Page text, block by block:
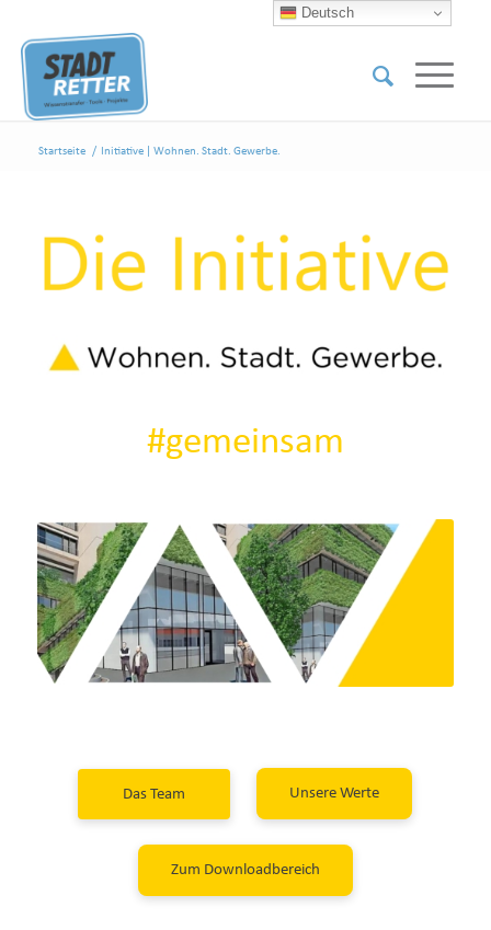
Startseite / Initiative | Wohnen. Stadt. Gewerbe.
#gemeinsam
Das Team Unsere Werte
Zum Downloadbereich
Deutsch